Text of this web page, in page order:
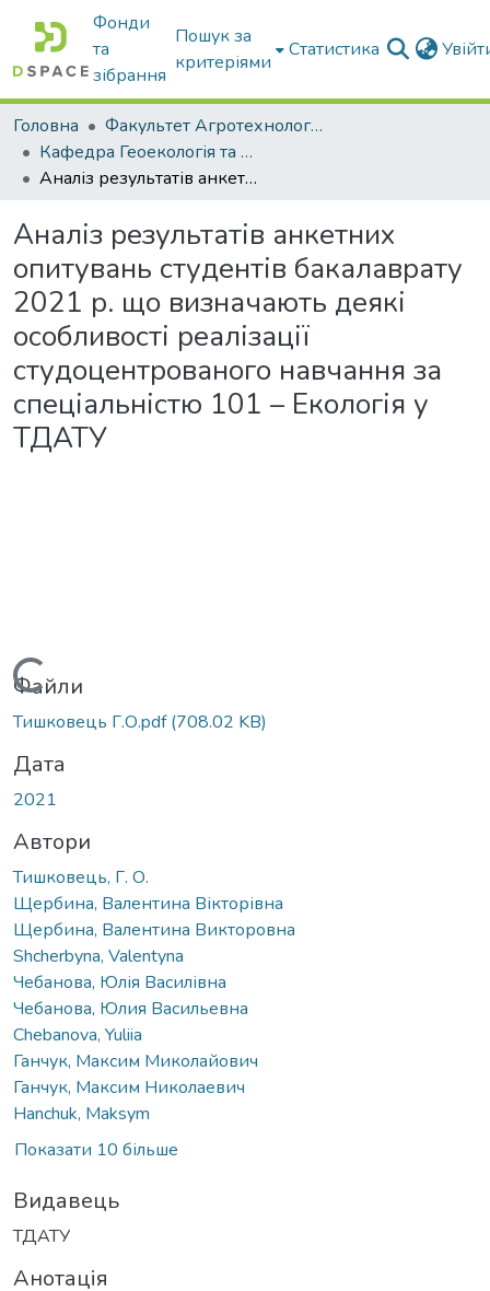
Фонди
та
зібрання
Пошук за
критеріями
Статистика
Головна
Факультет Агротехнологій та екології
Кафедра Геоекологія та землеустрій
Аналіз результатів анкетних опитувань студентів бакалаврату 2021 р. що визначають деякі особливості реалізації студоцентрованого навчання за спеціальністю 101 – Екологія у ТДАТУ
Аналіз результатів анкетних
опитувань студентів бакалаврату
2021 р. що визначають деякі
особливості реалізації
студоцентрованого навчання за
спеціальністю 101 – Екологія у
ТДАТУ
Вантажиться...
Файли
Тишковець Г.О.pdf(708.02 KB)
Дата
2021
Автори
Тишковець, Г. О.
Щербина, Валентина Вікторівна
Щербина, Валентина Викторовна
Shcherbyna, Valentyna
Чебанова, Юлія Василівна
Чебанова, Юлия Васильевна
Chebanova, Yuliia
Ганчук, Максим Миколайович
Ганчук, Максим Николаевич
Hanchuk, Maksym
Показати 10 більше
Видавець
ТДАТУ
Анотація